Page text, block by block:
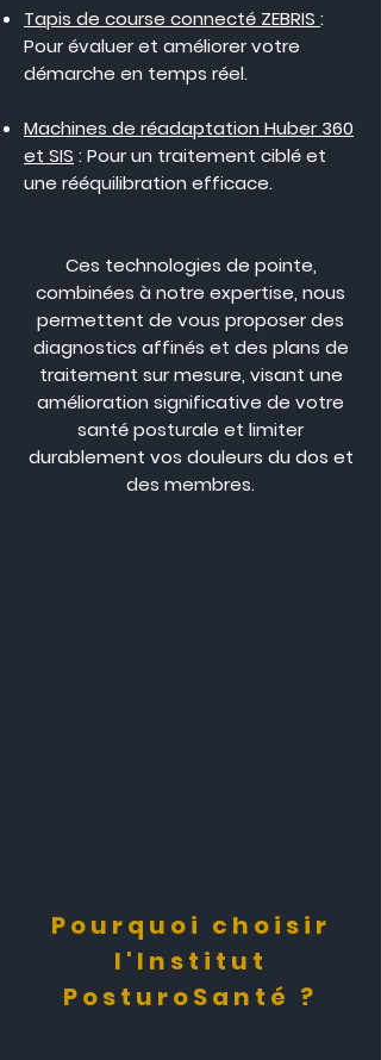
Tapis de course connecté ZEBRIS :
Pour évaluer et améliorer votre
démarche en temps réel.
Machines de réadaptation Huber 360
et SIS : Pour un traitement ciblé et
une rééquilibration efficace.
Ces technologies de pointe,
combinées à notre expertise, nous
permettent de vous proposer des
diagnostics affinés et des plans de
traitement sur mesure, visant une
amélioration significative de votre
santé posturale et limiter
durablement vos douleurs du dos et
des membres.
Pourquoi choisir
l'Institut
PosturoSanté ?